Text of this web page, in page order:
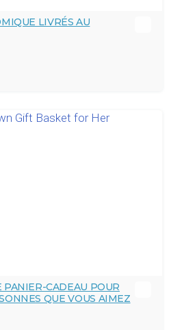
LIVRÉS AU
CADEAU POUR
QUE VOUS AIMEZ